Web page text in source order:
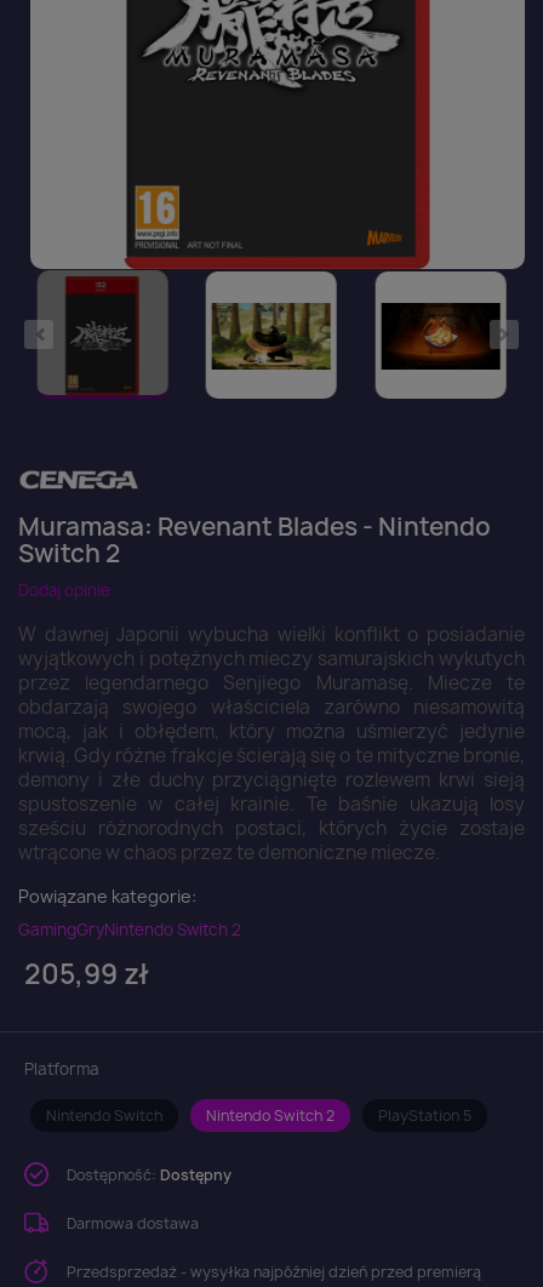
Muramasa: Revenant Blades - Nintendo
Switch 2
Dodaj opinie
W dawnej Japonii wybucha wielki konflikt o posiadanie
wyjątkowych i potężnych mieczy samurajskich wykutych
przez legendarnego Senjiego Muramasę. Miecze te
obdarzają swojego właściciela zarówno niesamowitą
mocą, jak i obłędem, który można uśmierzyć jedynie
krwią. Gdy różne frakcje ścierają się o te mityczne bronie,
demony i złe duchy przyciągnięte rozlewem krwi sieją
spustoszenie w całej krainie. Te baśnie ukazują losy
sześciu różnorodnych postaci, których życie zostaje
wtrącone w chaos przez te demoniczne miecze.
Powiązane kategorie:
GamingGryNintendo Switch 2
205,99 zł
Platforma
Nintendo Switch Nintendo Switch 2 PlayStation 5
Dostępność: Dostępny
Darmowa dostawa
Przedsprzedaż - wysyłka najpóźniej dzień przed premierą